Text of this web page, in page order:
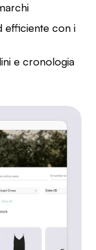
efficiente con i
e cronologia